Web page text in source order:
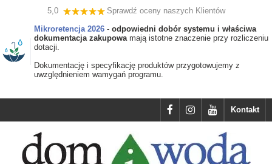
5,0
Sprawdź oceny naszych Klientów
Mikroretencja 2026 - odpowiedni dobór systemu i właściwa
dokumentacja zakupowamają istotne znaczenie przy rozliczeniu
dotacji.
Dokumentację i specyfikację produktów przygotowujemy z
uwzględnieniem wamygań programu.
Kontakt